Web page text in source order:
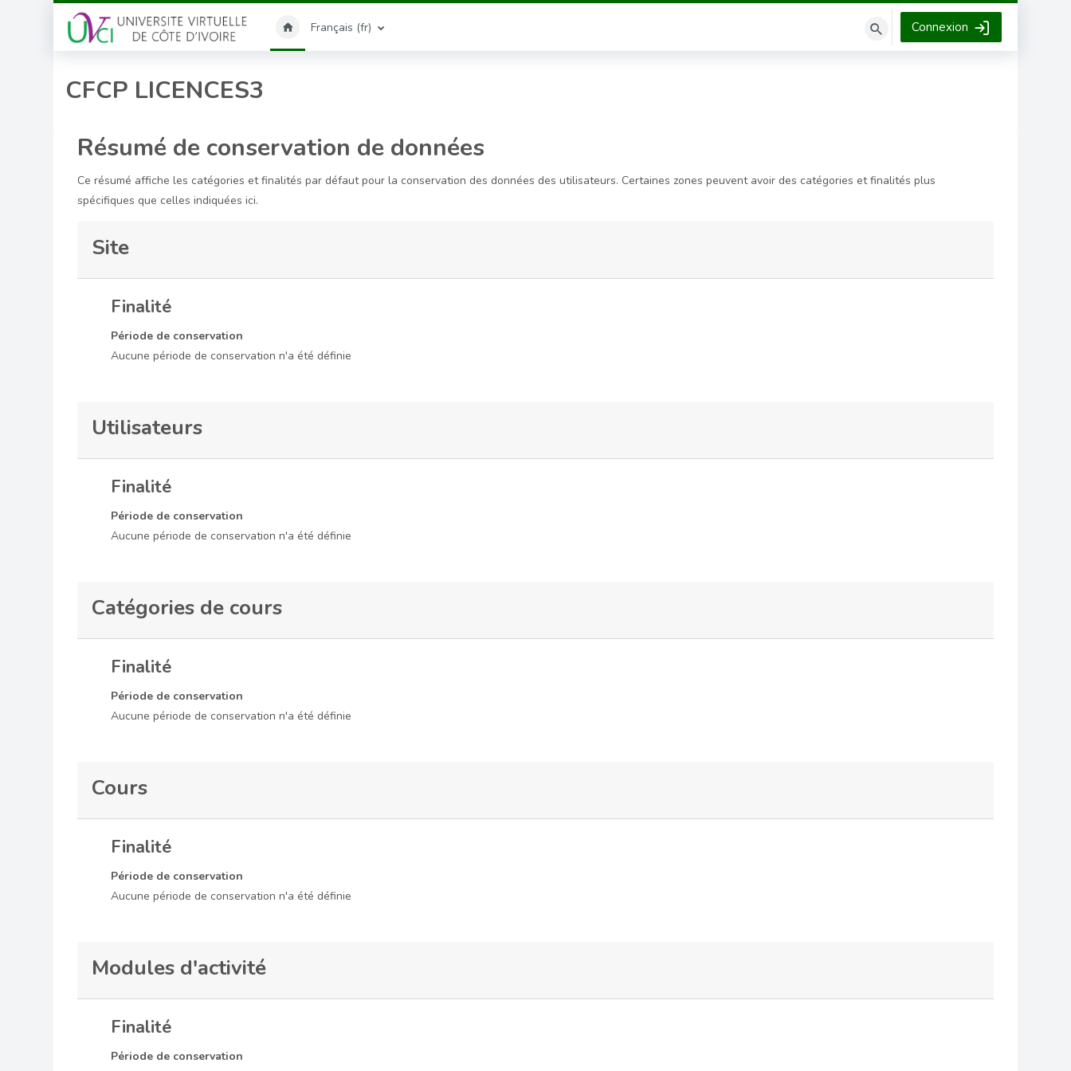
Passer au contenu principal
Français ‎(fr)‎
Rechercher
des
Connexion
CFCP LICENCES3
Résumé de conservation de données
Ce résumé affiche les catégories et finalités par défaut pour la conservation des données des utilisateurs. Certaines zones peuvent avoir des catégories et finalités plus
spécifiques que celles indiquées ici.
Site
Finalité
Période de conservation
Aucune période de conservation n'a été définie
Utilisateurs
Finalité
Période de conservation
Aucune période de conservation n'a été définie
Catégories de cours
Finalité
Période de conservation
Aucune période de conservation n'a été définie
Cours
Finalité
Période de conservation
Aucune période de conservation n'a été définie
Modules d'activité
Finalité
Période de conservation